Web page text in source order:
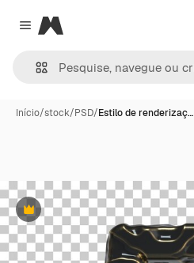
Close menu
Magnific
Início/stock/PSD/Estilo de renderizaç…
Premium